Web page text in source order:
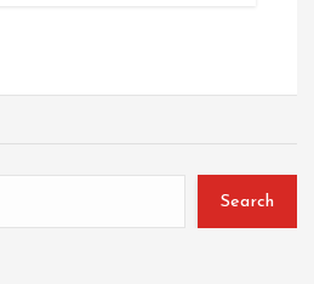
Search